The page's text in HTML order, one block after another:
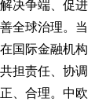
决争端、促进
全球治理。当
国际金融机构
担责任、协调
、合理。中欧